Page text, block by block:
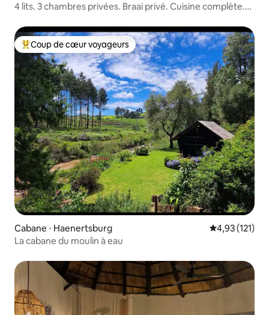
4 lits. 3 chambres privées. Braai privé. Cuisine complète.
Coups de cœur voyageurs les plus appréciés
Coup de cœur voyageurs
Cabane ⋅ Haenertsburg Évaluation
4,93 (121)
La cabane du moulin à eau